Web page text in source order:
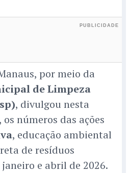
por meio da
de Limpeza
, divulgou nesta
números das ações
, educação ambiental
de resíduos
e abril de 2026.